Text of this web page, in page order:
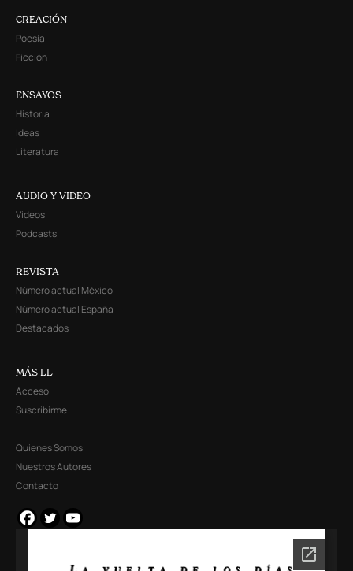
CREACIÓN
Poesía
Ficción
ENSAYOS
Historia
Ideas
Literatura
AUDIO Y VIDEO
Videos
Podcasts
REVISTA
Número actual México
Número actual España
Destacados
MÁS LL
Acceso
Suscribirme
Quienes Somos
Nuestros Autores
Contacto